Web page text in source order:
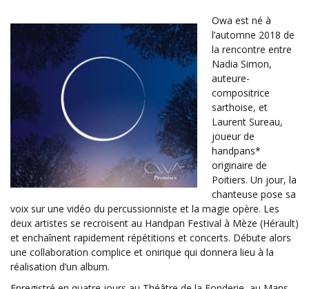
Owa est né à
l’automne 2018 de
la rencontre entre
Nadia Simon,
auteure-
compositrice
sarthoise, et
Laurent Sureau,
joueur de
handpans*
originaire de
Poitiers. Un jour, la
chanteuse pose sa
voix sur une vidéo du percussionniste et la magie opère. Les
deux artistes se recroisent au Handpan Festival à Mèze (Hérault)
et enchaînent rapidement répétitions et concerts. Débute alors
une collaboration complice et onirique qui donnera lieu à la
réalisation d’un album.